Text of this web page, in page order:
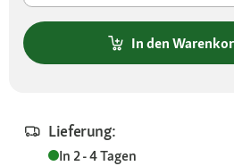
In den
Lieferung:
In 2 - 4 Tagen